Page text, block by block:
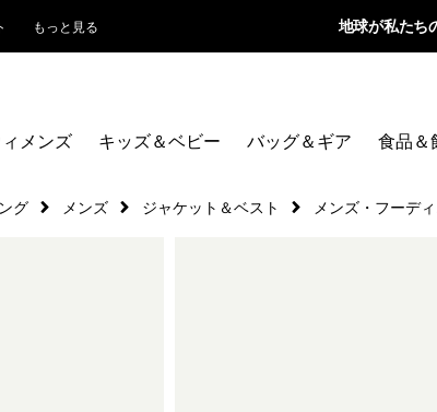
もっと見る 地球が私たち
メンズ キッズ＆ベビー バッグ＆ギア 食品＆
グ メンズ ジャケット＆ベスト メンズ・フーデ